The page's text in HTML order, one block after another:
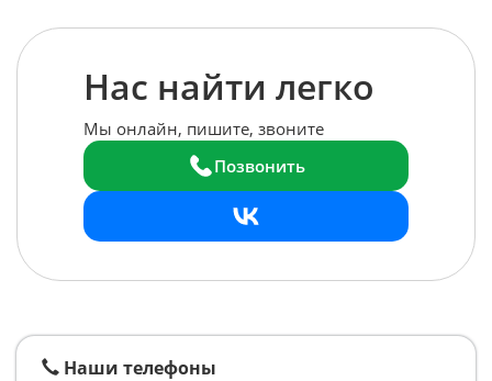
Нас найти легко
Мы онлайн, пишите, звоните
Позвонить
Наши телефоны